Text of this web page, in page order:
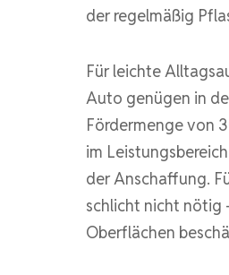
der regelmäßig
Für leichte
Auto genügen in
Fördermenge von
im
der Anschaffung.
schlicht nicht nötig
Oberflächen